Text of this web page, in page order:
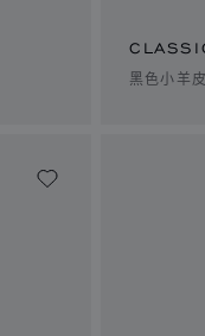
黑色小羊